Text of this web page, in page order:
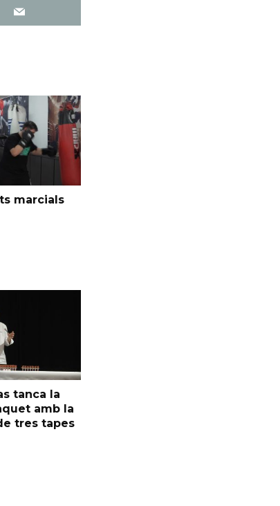
marcials
tanca la
amb la
tres tapes